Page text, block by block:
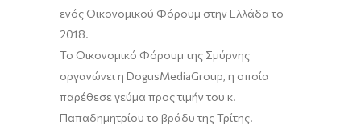
ενός Οικονομικού Φόρουμ στην Ελλάδα το
2018.
Το Οικονομικό Φόρουμ της Σμύρνης
οργανώνει η DogusMediaGroup, η οποία
παρέθεσε γεύμα προς τιμήν του κ.
Παπαδημητρίου το βράδυ της Τρίτης.